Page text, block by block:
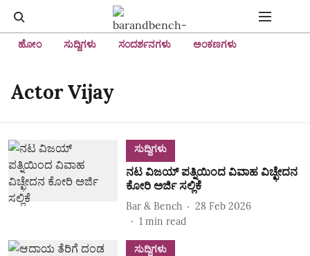
ಹೋಂ ಸುದ್ದಿಗಳು ಸಂದರ್ಶನಗಳು ಅಂಕಣಗಳು
Actor Vijay
ಸುದ್ದಿಗಳು
ನಟ ವಿಜಯ್‌ ಪತ್ನಿಯಿಂದ ವಿವಾಹ ವಿಚ್ಛೇದನ
ಕೋರಿ ಅರ್ಜಿ ಸಲ್ಲಿಕೆ
Bar & Bench
28 Feb 2026
1 min read
ಸುದ್ದಿಗಳು